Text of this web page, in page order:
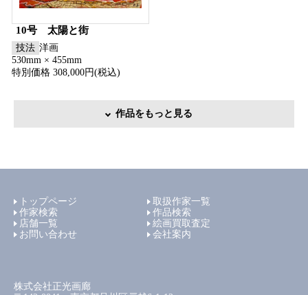
10号 太陽と街
技法 洋画
530mm × 455mm
特別価格 308,000円(税込)
作品をもっと見る
トップページ
取扱作家一覧
作家検索
作品検索
店舗一覧
絵画買取査定
お問い合わせ
会社案内
株式会社正光画廊